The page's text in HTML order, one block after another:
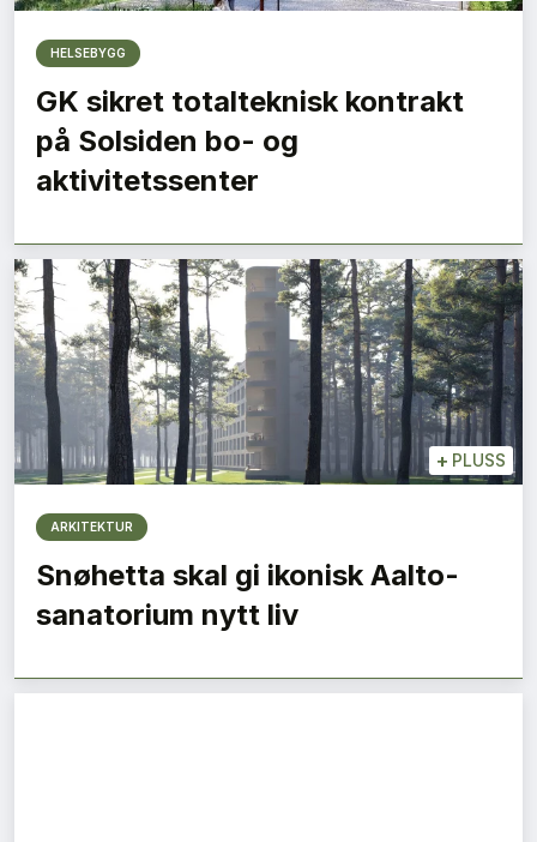
HELSEBYGG
GK sikret totalteknisk kontrakt
på Solsiden bo- og
aktivitetssenter
+ PLUSS
ARKITEKTUR
Snøhetta skal gi ikonisk Aalto-
sanatorium nytt liv